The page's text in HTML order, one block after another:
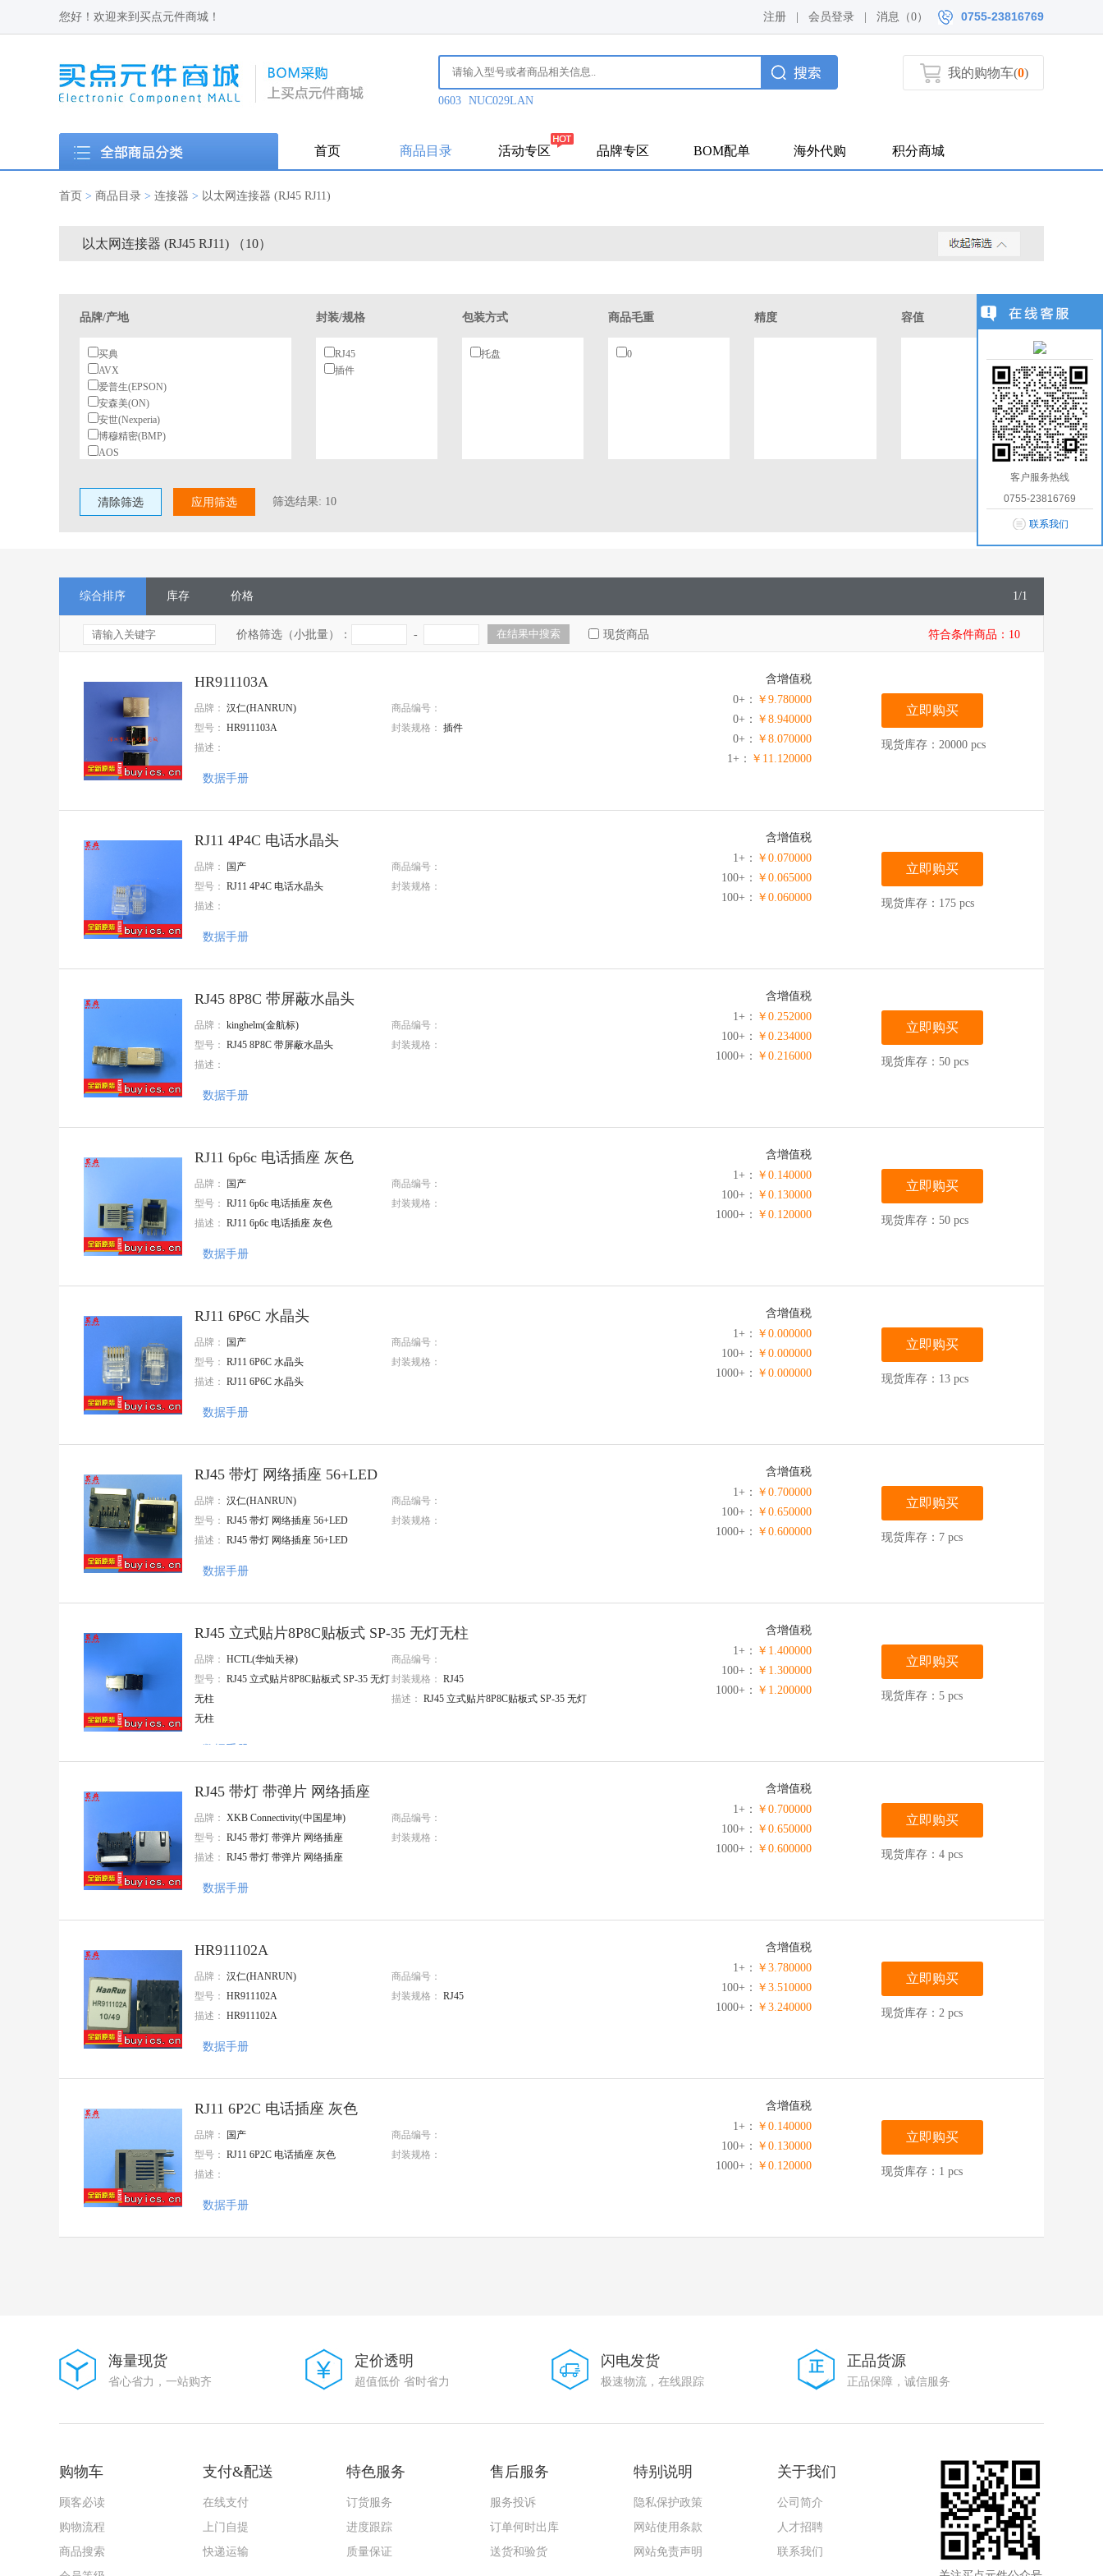
0755-23816769
注册 会员登录 消息（0）
您好！欢迎来到买点元件商城！
我的购物车(0)
0603 NUC029LAN
首页 商品目录 活动专区 品牌专区 BOM配单 海外代购 积分商城
首页 > 商品目录 > 连接器 > 以太网连接器 (RJ45 RJ11)
以太网连接器 (RJ45 RJ11) （10）
品牌/产地 封装/规格 包装方式 商品毛重 精度 容值
买典
AVX
爱普生(EPSON)
安森美(ON)
安世(Nexperia)
博穆精密(BMP)
AOS
BeiQi
柏恩斯(BOURNS)
博林(BL)
东高志(TOCOS)
风华
国星光电
台湾丰宾(CapXon)
HGSEMI(华冠)
ST(意法半导体)
TI(德州仪器)
Nexperia(安世)
大毅科技
VISHAY(威世)
Goertek(歌尔)
Harting(浩亭)
HenryTech(恒利泰)
U-BLOX(优北罗)
MPS(芯源)
Chipanalog(川土微)
7Q-TEK(七芯中创)
HEROIC/嘉兴禾润电子
onsemi(安森美)
ALLPOWER(铨力)
Cmos(广东场效应半导体)
FORT(致强)
Nations(国民技术)
TE Connectivity(泰科电子)
JMA
三晶
Knowles(楼氏)
NIDEC(尼得科)
CT MICRO
EVERLIGHT/亿光
CHENMKO
CIKI(皓富)
Q&J
KANGNEX(康奈克斯电气)
增益
OptoSupply(光谷)
Zetta(澜智)
LX(连线电子
Better(贝特)
KDS(大真空)
卓睿
TYCO
TAITIEN(泰艺电子)
Ckmtw(灿科盟)
JAMICON(台湾凯美)
SAMYOUNG(韩国三莹)
HUAWEI(华威集团)
ABLIC(艾普凌科)
精拓金
FMD
AMS
GANGYUAN(港源)
AMASS(艾迈斯)
VO(翔胜)
CYPRESS(赛普拉斯)
PROD(谱罗德)
TC
HTC
MIC
HCTL(华灿天禄)
HDGC(华德共创)
NJCON(永立)
JYJE(晶友嘉)
Yuandi(台湾元迪）
ACX
HX(红星)
JS(钜硕电子)
SINOFUSE(西安中熔)
ZHOURI(洲日)
TECH PUBLIC(台舟)
XKB Connectivity(中国星坤)
RJ45
插件
托盘 0
清除筛选 应用筛选 筛选结果: 10
1/1
综合排序 库存 价格
符合条件商品： 10
价格筛选（小批量）： - 现货商品
HR911103A
品牌： 汉仁(HANRUN)
商品编号：
型号： HR911103A 封装规格： 插件
描述：
数据手册
含增值税
0+： ￥9.780000
0+： ￥8.940000
0+： ￥8.070000
1+： ￥11.120000
立即购买
现货库存：20000 pcs
RJ11 4P4C 电话水晶头
品牌： 国产
商品编号：
型号： RJ11 4P4C 电话水晶头
封装规格：
描述：
数据手册
含增值税
1+： ￥0.070000
100+： ￥0.065000
100+： ￥0.060000
立即购买
现货库存：175 pcs
RJ45 8P8C 带屏蔽水晶头
品牌： kinghelm(金航标)
商品编号：
型号： RJ45 8P8C 带屏蔽水晶头
封装规格：
描述：
数据手册
含增值税
1+： ￥0.252000
100+： ￥0.234000
1000+： ￥0.216000
立即购买
现货库存：50 pcs
RJ11 6p6c 电话插座 灰色
品牌： 国产
商品编号：
型号： RJ11 6p6c 电话插座 灰色
封装规格：
描述： RJ11 6p6c 电话插座 灰色
数据手册
含增值税
1+： ￥0.140000
100+： ￥0.130000
1000+： ￥0.120000
立即购买
现货库存：50 pcs
RJ11 6P6C 水晶头
品牌： 国产
商品编号：
型号： RJ11 6P6C 水晶头
封装规格：
描述： RJ11 6P6C 水晶头
数据手册
含增值税
1+： ￥0.000000
100+： ￥0.000000
1000+： ￥0.000000
立即购买
现货库存：13 pcs
RJ45 带灯 网络插座 56+LED
品牌： 汉仁(HANRUN)
商品编号：
型号： RJ45 带灯 网络插座 56+LED
封装规格：
描述： RJ45 带灯 网络插座 56+LED
数据手册
含增值税
1+： ￥0.700000
100+： ￥0.650000
1000+： ￥0.600000
立即购买
现货库存：7 pcs
RJ45 立式贴片8P8C贴板式 SP-35 无灯无柱
品牌： HCTL(华灿天禄)
商品编号：
型号： RJ45 立式贴片8P8C贴板式 SP-35 无灯
无柱
封装规格： RJ45
描述： RJ45 立式贴片8P8C贴板式 SP-35 无灯
无柱
含增值税
1+： ￥1.400000
100+： ￥1.300000
1000+： ￥1.200000
立即购买
现货库存：5 pcs
RJ45 带灯 带弹片 网络插座
品牌： XKB Connectivity(中国星坤)
商品编号：
型号： RJ45 带灯 带弹片 网络插座
封装规格：
描述： RJ45 带灯 带弹片 网络插座
数据手册
含增值税
1+： ￥0.700000
100+： ￥0.650000
1000+： ￥0.600000
立即购买
现货库存：4 pcs
HR911102A
品牌： 汉仁(HANRUN)
商品编号：
型号： HR911102A 封装规格： RJ45
描述： HR911102A
数据手册
含增值税
1+： ￥3.780000
100+： ￥3.510000
1000+： ￥3.240000
立即购买
现货库存：2 pcs
RJ11 6P2C 电话插座 灰色
品牌： 国产
商品编号：
型号： RJ11 6P2C 电话插座 灰色
封装规格：
描述：
数据手册
含增值税
1+： ￥0.140000
100+： ￥0.130000
1000+： ￥0.120000
立即购买
现货库存：1 pcs
海量现货
省心省力，一站购齐
定价透明
超值低价 省时省力
闪电发货
极速物流，在线跟踪
正品货源
正品保障，诚信服务
购物车
顾客必读
购物流程
商品搜索
支付&配送
在线支付
上门自提
快递运输
特色服务
订货服务
进度跟踪
质量保证
售后服务
服务投诉
订单何时出库
送货和验货
特别说明
隐私保护政策
网站使用条款
网站免责声明
关于我们
公司简介
人才招聘
联系我们
客户服务热线
0755-23816769
联系我们